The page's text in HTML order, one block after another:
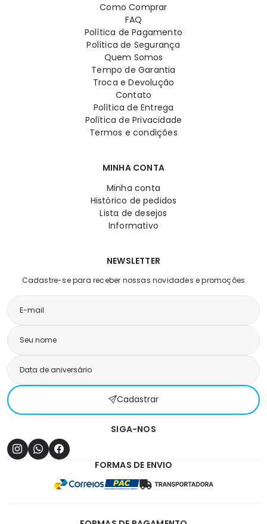
Como Comprar
FAQ
Política de Pagamento
Política de Segurança
Quem Somos
Tempo de Garantia
Troca e Devolução
Contato
Política de Entrega
Política de Privacidade
Termos e condições
MINHA CONTA
Minha conta
Histórico de pedidos
Lista de desejos
Informativo
NEWSLETTER
Cadastre-se para receber nossas novidades e promoções
Cadastrar
SIGA-NOS
FORMAS DE ENVIO